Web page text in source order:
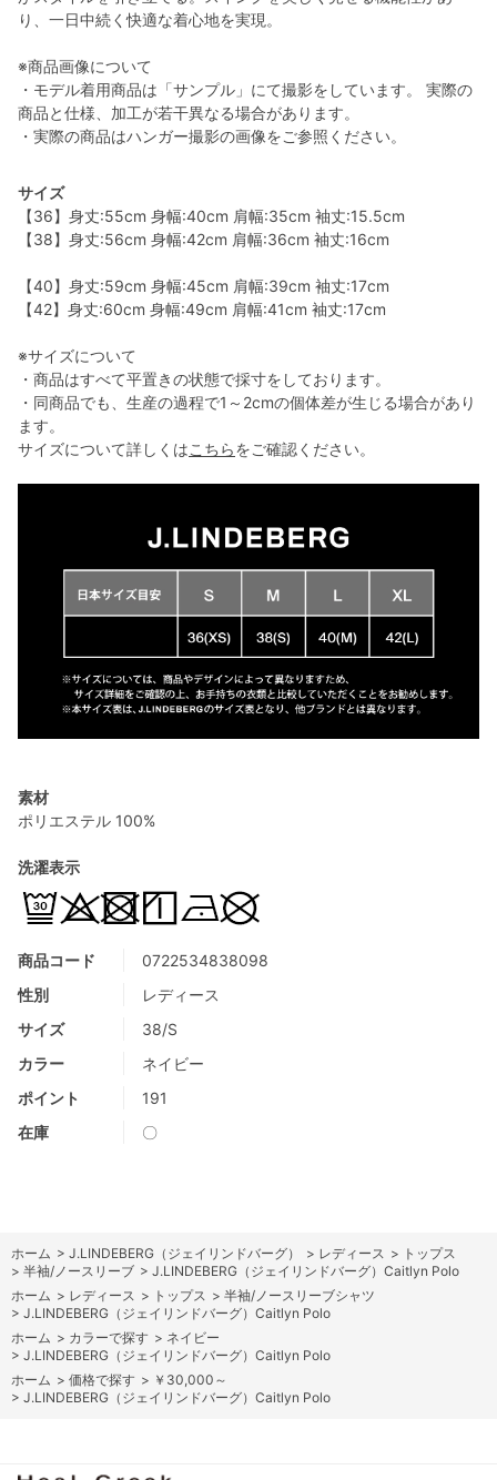
商品コード
0722534838098
性別
レディース
サイズ
38/S
カラー
ネイビー
ポイント
191
在庫
〇
り、一日中続く快適な着心地を実現。
※商品画像について
・モデル着用商品は「サンプル」にて撮影をしています。 実際の
商品と仕様、加工が若干異なる場合があります。
・実際の商品はハンガー撮影の画像をご参照ください。
サイズ
【36】身丈:55cm 身幅:40cm 肩幅:35cm 袖丈:15.5cm
【38】身丈:56cm 身幅:42cm 肩幅:36cm 袖丈:16cm
【40】身丈:59cm 身幅:45cm 肩幅:39cm 袖丈:17cm
【42】身丈:60cm 身幅:49cm 肩幅:41cm 袖丈:17cm
※サイズについて
・商品はすべて平置きの状態で採寸をしております。
・同商品でも、生産の過程で1～2cmの個体差が生じる場合があり
ます。
サイズについて詳しくはこちらをご確認ください。
素材
ポリエステル 100%
洗濯表示
ホーム > J.LINDEBERG（ジェイリンドバーグ） > レディース > トップス
> 半袖/ノースリーブ > J.LINDEBERG（ジェイリンドバーグ）Caitlyn Polo
ホーム > レディース > トップス > 半袖/ノースリーブシャツ
> J.LINDEBERG（ジェイリンドバーグ）Caitlyn Polo
ホーム > カラーで探す > ネイビー
> J.LINDEBERG（ジェイリンドバーグ）Caitlyn Polo
ホーム > 価格で探す > ￥30,000～
> J.LINDEBERG（ジェイリンドバーグ）Caitlyn Polo